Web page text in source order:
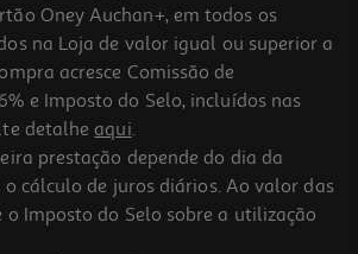
Oney Auchan+, em todos os
na Loja de valor igual ou superior a
acresce Comissão de
e Imposto do Selo, incluídos nas
detalhe aqui.
prestação depende do dia da
cálculo de juros diários. Ao valor das
o Imposto do Selo sobre a utilização